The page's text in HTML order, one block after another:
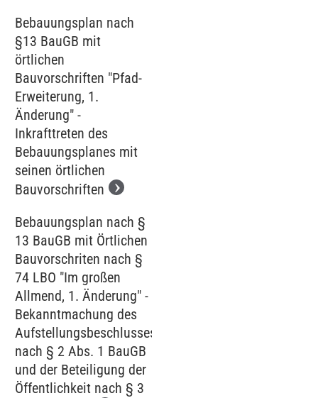
Bebauungsplan nach
§13 BauGB mit
örtlichen
Bauvorschriften "Pfad-
Erweiterung, 1.
Änderung" -
Inkrafttreten des
Bebauungsplanes mit
seinen örtlichen
Bauvorschriften
Bebauungsplan nach §
13 BauGB mit Örtlichen
Bauvorschriten nach §
74 LBO "Im großen
Allmend, 1. Änderung" -
Bekanntmachung des
Aufstellungsbeschlusses
nach § 2 Abs. 1 BauGB
und der Beteiligung der
Öffentlichkeit nach § 3